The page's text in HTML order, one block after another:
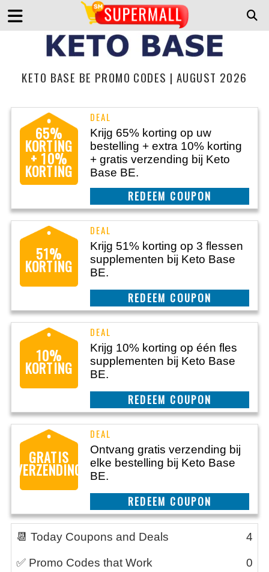
KETO BASE BE PROMO CODES | AUGUST 2026
65%
KORTING
+ 10%
KORTING
Krijg 65% korting op uw
bestelling + extra 10% korting
+ gratis verzending bij Keto
Base BE.
CLAIM THIS DEAL
51%
KORTING
Krijg 51% korting op 3 flessen
supplementen bij Keto Base
BE.
CLAIM THIS DEAL
10%
KORTING
Krijg 10% korting op één fles
supplementen bij Keto Base
BE.
CLAIM THIS DEAL
GRATIS
VERZENDING
Ontvang gratis verzending bij
elke bestelling bij Keto Base
BE.
CLAIM THIS DEAL
📆 Today Coupons and Deals 4
✅ Promo Codes that Work 0